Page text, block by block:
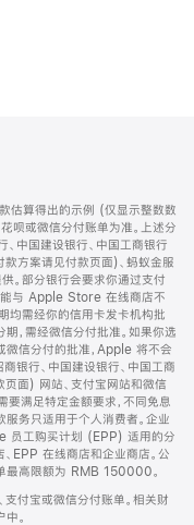
估算得出的示例 (仅显示整数数
呗或微信分付账单为准。上述分
中国建设银行、中国工商银行
方案请见付款页面)、蚂蚁金服
。部分银行会要求你通过支付
与 Apple Store 在线商店不
均需经你的信用卡发卡机构批
期，需经微信分付批准。如果你选
微信分付的批准，Apple 将不会
银行、中国建设银行、中国工商
页面) 网站、支付宝网站和微信
要满足特定金额要求，不同免息
务只适用于个人消费者。企业
员工购买计划 (EPP) 适用的分
EPP 在线商店和企业商店。公
最高限额为 RMB 150000。
支付宝或微信分付账单。相关财
。